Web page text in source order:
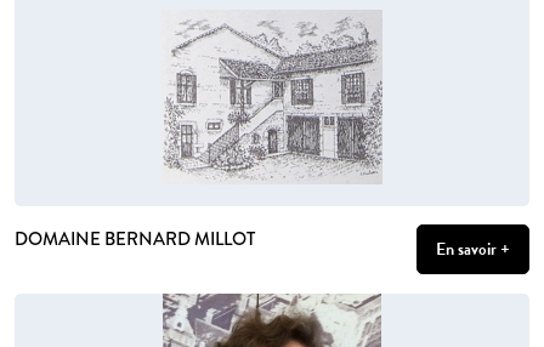
DOMAINE BERNARD MILLOT En savoir +